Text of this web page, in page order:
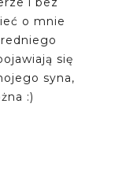
o mnie
się
syna,
:)